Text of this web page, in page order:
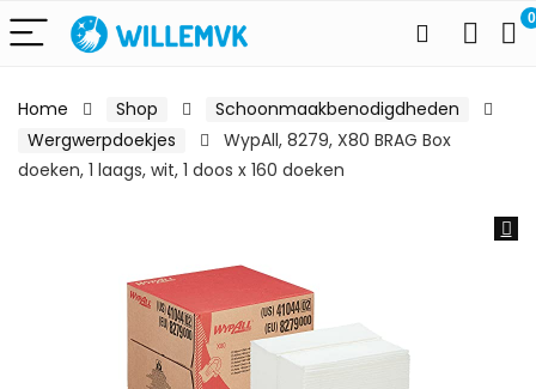
0
Home Shop
Schoonmaakbenodigdheden
Wergwerpdoekjes
WypAll, 8279, X80 BRAG Box
doeken, 1 laags, wit, 1 doos x 160 doeken